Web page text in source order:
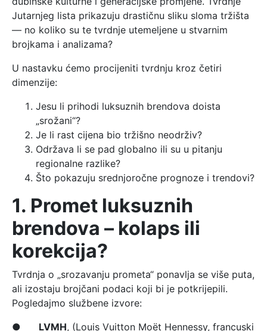
Jutarnjeg lista prikazuju drastičnu sliku sloma tržišta
— no koliko su te tvrdnje utemeljene u stvarnim
brojkama i analizama?
U nastavku ćemo procijeniti tvrdnju kroz četiri
dimenzije:
Jesu li prihodi luksuznih brendova doista
„srožani“?
Je li rast cijena bio tržišno neodrživ?
Održava li se pad globalno ili su u pitanju
regionalne razlike?
Što pokazuju srednjoročne prognoze i trendovi?
1. Promet luksuznih
brendova – kolaps ili
korekcija?
Tvrdnja o „srozavanju prometa“ ponavlja se više puta,
ali izostaju brojčani podaci koji bi je potkrijepili.
Pogledajmo službene izvore:
● LVMH, (Louis Vuitton Moët Hennessy, francuski